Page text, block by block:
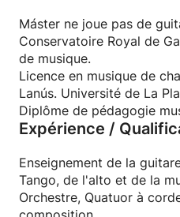
Máster ne joue pas de
Conservatoire Royal de
de musique.
Licence en musique de
Lanús. Université de La
Diplôme de pédagogie
Expérience /
Enseignement de la
Tango, de l'alto et de la
Orchestre, Quatuor à